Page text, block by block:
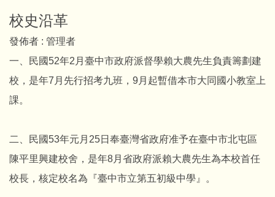
校史沿革
發佈者 : 管理者
一、民國52年2月臺中市政府派督學賴大農先生負責籌劃建
校，是年7月先行招考九班，9月起暫借本市大同國小教室上
課。
二、民國53年元月25日奉臺灣省政府准予在臺中市北屯區
陳平里興建校舍，是年8月省政府派賴大農先生為本校首任
校長，核定校名為『臺中市立第五初級中學』。